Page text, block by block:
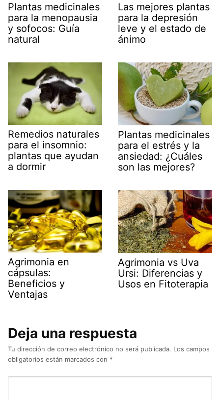
Plantas medicinales
para la menopausia
y sofocos: Guía
natural
Las mejores plantas
para la depresión
leve y el estado de
ánimo
Remedios naturales
para el insomnio:
plantas que ayudan
a dormir
Plantas medicinales
para el estrés y la
ansiedad: ¿Cuáles
son las mejores?
Agrimonia en
cápsulas:
Beneficios y
Ventajas
Agrimonia vs Uva
Ursi: Diferencias y
Usos en Fitoterapia
Deja una respuesta
Tu dirección de correo electrónico no será publicada. Los campos
obligatorios están marcados con *